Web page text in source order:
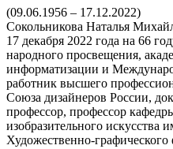
(09.06.1956 – 17.12.2022)
Сокольникова Наталья
17 декабря 2022 года на 66
народного просвещения,
информатизации и
работник высшего
Союза дизайнеров России,
профессор, профессор
изобразительного искусства
Художественно-